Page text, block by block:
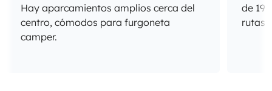
Hay aparcamientos amplios cerca del
centro, cómodos para furgoneta
camper.
de
rutas